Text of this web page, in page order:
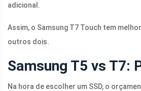
adicional.
Assim, o Samsung T7 Touch tem
outros dois.
Samsung T5 vs T7:
Na hora de escolher um SSD, o